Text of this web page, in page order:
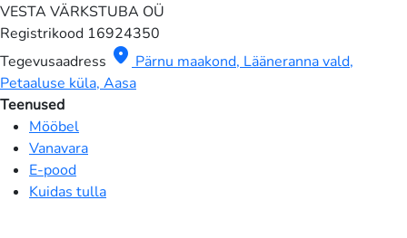
VESTA VÄRKSTUBA OÜ
Registrikood 16924350
Tegevusaadress location_on Pärnu maakond, Lääneranna vald,
Petaaluse küla, Aasa
Teenused
Mööbel
Vanavara
E-pood
Kuidas tulla